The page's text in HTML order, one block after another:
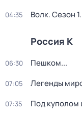
04:35 Волк. Сезон 1
Россия К
06:30 Пешком...
07:05 Легенды
07:35 Под куполом